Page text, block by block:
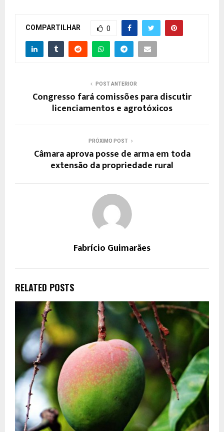
COMPARTILHAR 0
POST ANTERIOR
Congresso fará comissões para discutir
licenciamentos e agrotóxicos
PRÓXIMO POST
Câmara aprova posse de arma em toda
extensão da propriedade rural
Fabrício Guimarães
RELATED POSTS